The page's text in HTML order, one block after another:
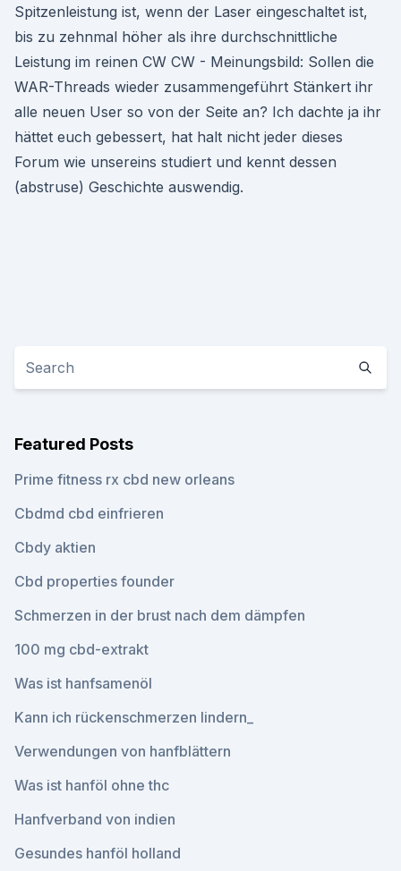
Spitzenleistung ist, wenn der Laser eingeschaltet ist,
bis zu zehnmal höher als ihre durchschnittliche
Leistung im reinen CW CW - Meinungsbild: Sollen die
WAR-Threads wieder zusammengeführt Stänkert ihr
alle neuen User so von der Seite an? Ich dachte ja ihr
hättet euch gebessert, hat halt nicht jeder dieses
Forum wie unsereins studiert und kennt dessen
(abstruse) Geschichte auswendig.
Featured Posts
Prime fitness rx cbd new orleans
Cbdmd cbd einfrieren
Cbdy aktien
Cbd properties founder
Schmerzen in der brust nach dem dämpfen
100 mg cbd-extrakt
Was ist hanfsamenöl
Kann ich rückenschmerzen lindern_
Verwendungen von hanfblättern
Was ist hanföl ohne thc
Hanfverband von indien
Gesundes hanföl holland